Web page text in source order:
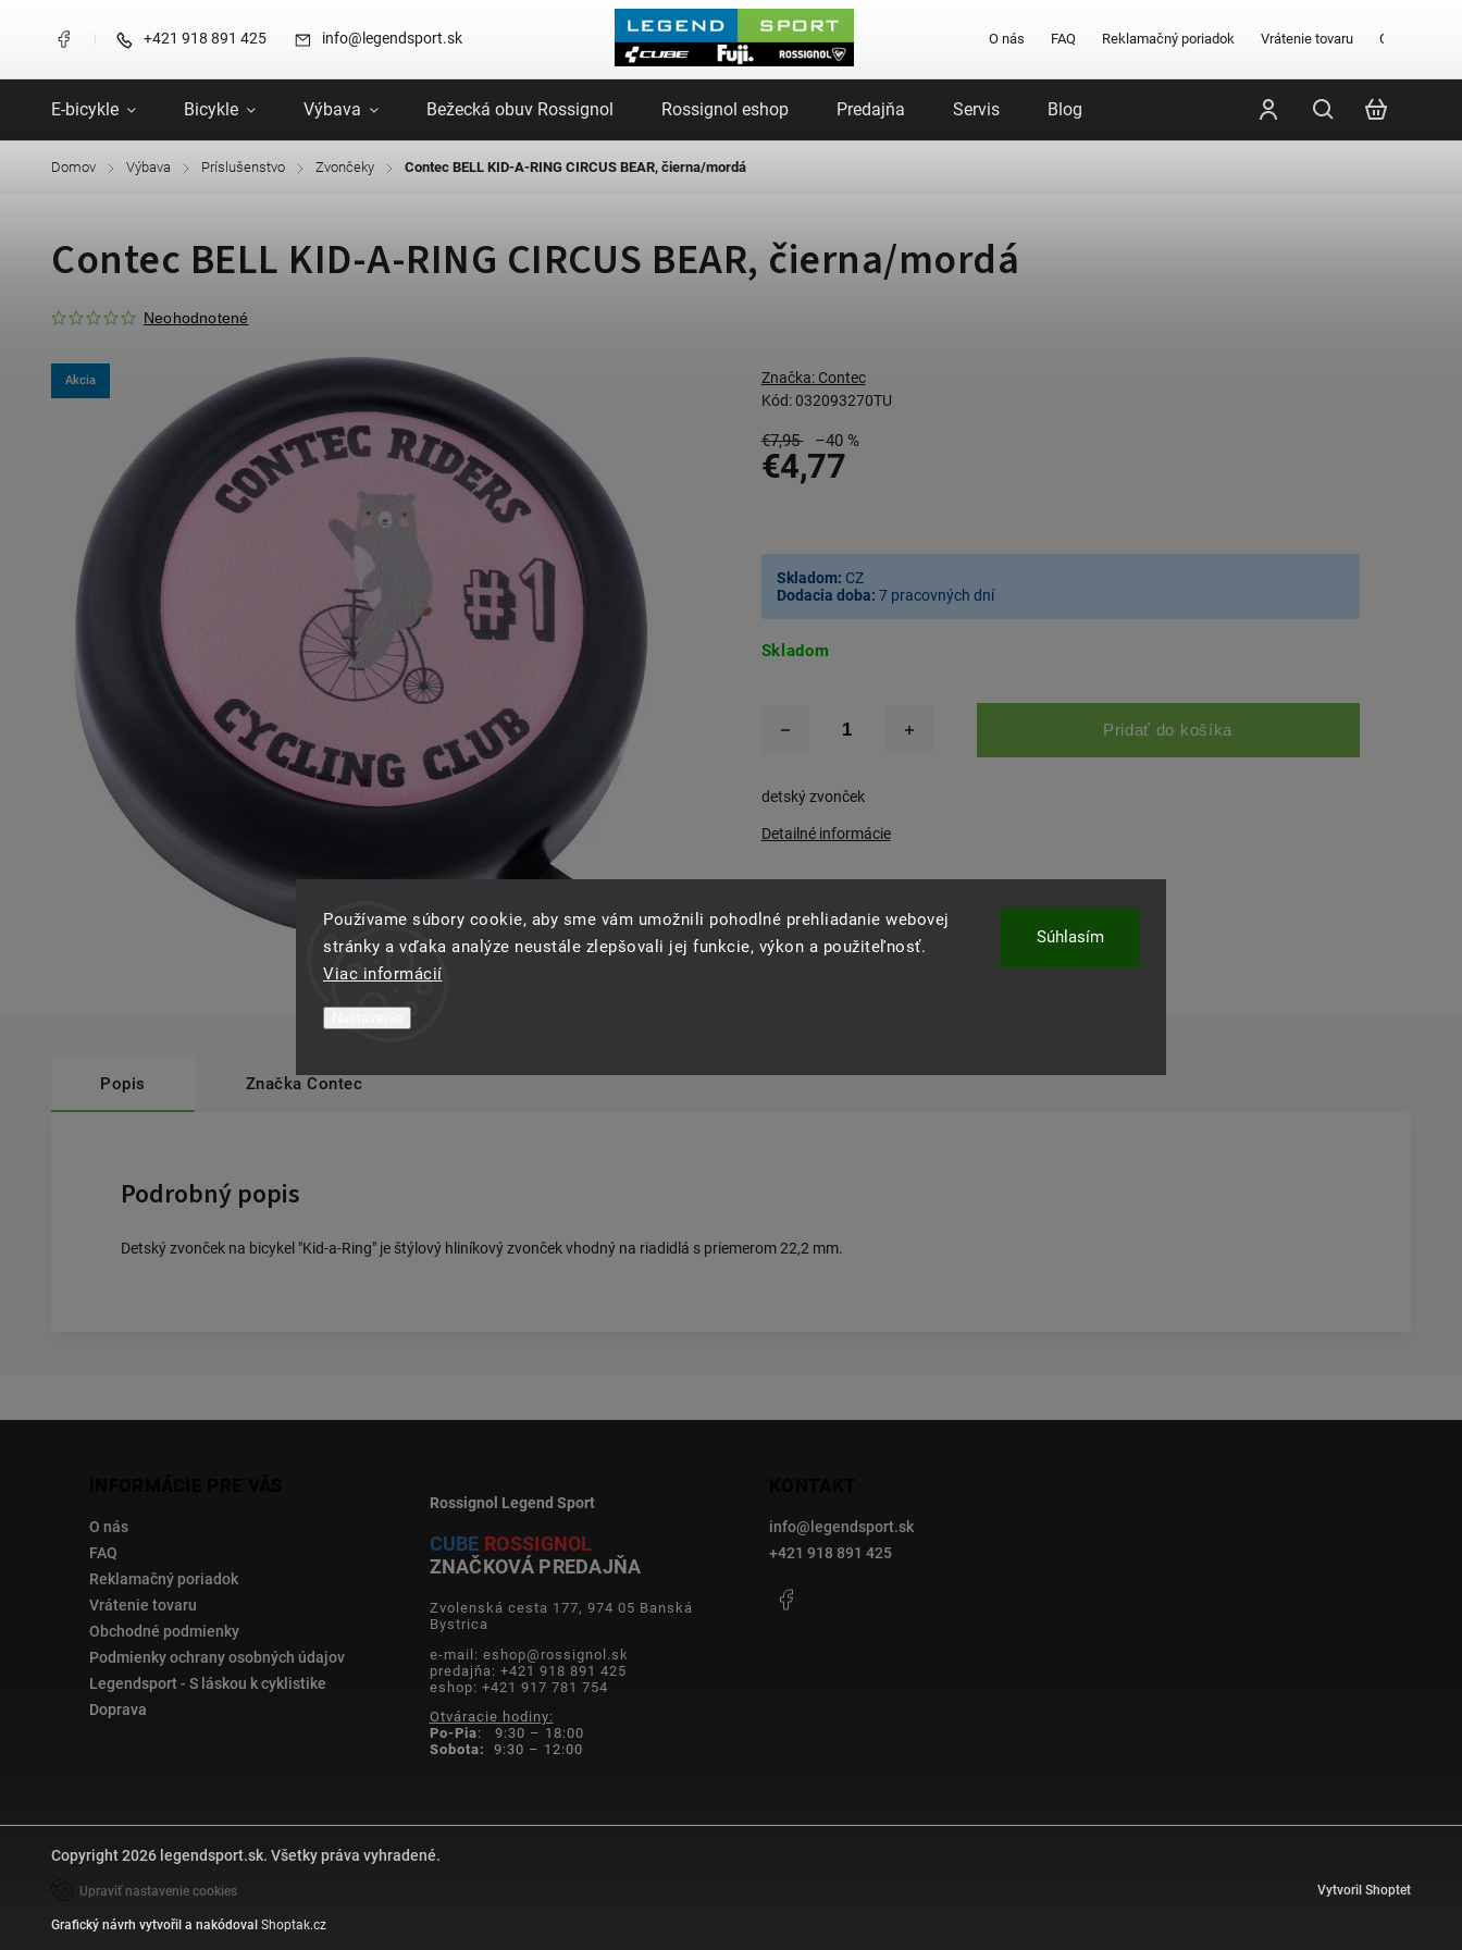
Používame súbory cookie, aby sme vám umožnili pohodlné prehliadanie webovej
stránky a vďaka analýze neustále zlepšovali jej funkcie, výkon a použiteľnosť.
Viac informácií
Súhlasím
+421 918 891 425 info@legendsport.sk O nás FAQ Reklamačný poriadok Vrátenie tovaru Obchodné
E-bicykle Bicykle Výbava Bežecká obuv Rossignol Rossignol eshop Predajňa Servis Blog Značky
Domov / Výbava / Príslušenstvo / Zvončeky / Contec BELL KID-A-RING CIRCUS BEAR, čierna/mordá
Contec BELL KID-A-RING CIRCUS BEAR, čierna/mordá
Neohodnotené
Akcia
–40 %
Kód: 032093270TU
Značka: Contec
€7,95 –40 %
€4,77
Skladom
Skladom: CZ
Dodacia doba: 7 pracovných dní
Pridať do košíka
detský zvonček
Detailné informácie
Opýtať sa Strážiť
Popis Značka Contec
Podrobný popis
Detský zvonček na bicykel "Kid-a-Ring" je štýlový hliníkový zvonček vhodný na riadidlá s priemerom 22,2 mm.
O nás
FAQ
Reklamačný poriadok
Vrátenie tovaru
Obchodné podmienky
Podmienky ochrany osobných údajov
Legendsport - S láskou k cyklistike
Doprava
Rossignol Legend Sport
CUBE ROSSIGNOL
ZNAČKOVÁ PREDAJŇA
Zvolenská cesta 177, 974 05 Banská
Bystrica
e-mail: eshop@rossignol.sk
predajňa: +421 918 891 425
eshop: +421 917 781 754
Otváracie hodiny:
Po-Pia: 9:30 – 18:00
Sobota: 9:30 – 12:00
info@ legendsport.sk
+421 918 891 425
Vytvoril Shoptet
Copyright 2026 legendsport.sk. Všetky práva vyhradené.
Upraviť nastavenie cookies
Grafický návrh vytvořil a nakódoval Shoptak.cz